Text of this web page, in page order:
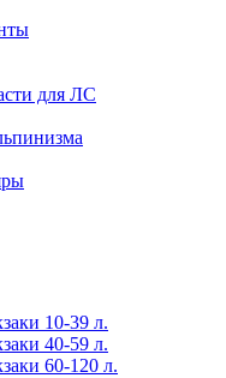
для ЛС
10-39 л.
40-59 л.
60-120 л.